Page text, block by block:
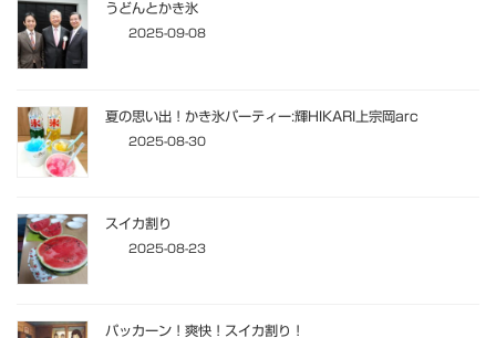
うどんとかき氷
2025-09-08
夏の思い出！かき氷パーティー:輝HIKARI上宗岡arc
2025-08-30
スイカ割り
2025-08-23
パッカーン！爽快！スイカ割り！